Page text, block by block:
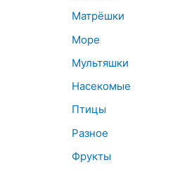
Матрёшки
Море
Мультяшки
Насекомые
Птицы
Разное
Фрукты